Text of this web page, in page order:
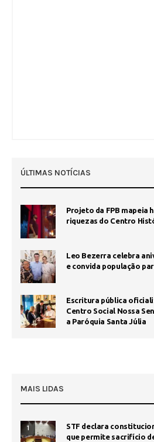
ÚLTIMAS NOTÍCIAS
Projeto da FPB mapeia
riquezas do Centro
Leo Bezerra celebra
e convida população
Escritura pública
Centro Social Nossa
a Paróquia Santa Júlia
MAIS LIDAS
1
STF declara
que permite sacrifício